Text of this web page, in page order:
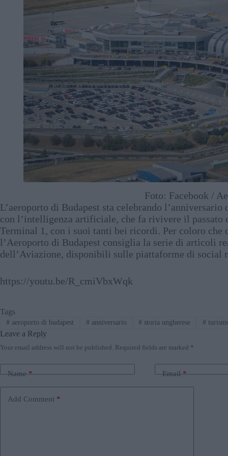
Foto: Facebook /
L’aeroporto di Budapest sta celebrando
con l’intelligenza artificiale, che fa rivivere il passato
Terminal 1, con i suoi tanti bei ricordi. Per coloro che
l’Aeroporto di Budapest consiglia la serie di articoli
dell’Aviazione, disponibili sulle piattaforme di social
https://youtu.be/R_cmiVbxWqk
Tags
#aeroporto di budapest #anniversario # storia ungherese #
Leave a Reply
Your email address will not be published. Required fields are marked *
Name* Email*
Add Comment *